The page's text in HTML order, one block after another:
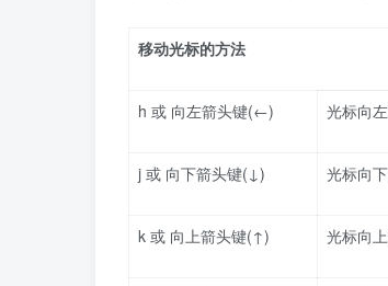
移动光标的方法
h 或 向左箭头键(←) 光标向
j 或 向下箭头键(↓) 光标向
k 或 向上箭头键(↑) 光标向